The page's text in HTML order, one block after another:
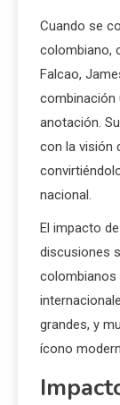
Cuando se
colombiano,
Falcao,
combinación
anotación.
con la visión
nacional.
El impacto
discusiones
colombianos
grandes, y
ícono